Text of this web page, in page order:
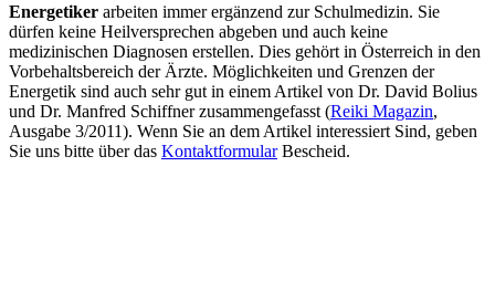
Energetiker arbeiten immer ergänzend zur Schulmedizin. Sie
dürfen keine Heilversprechen abgeben und auch keine
medizinischen Diagnosen erstellen. Dies gehört in Österreich in den
Vorbehaltsbereich der Ärzte. Möglichkeiten und Grenzen der
Energetik sind auch sehr gut in einem Artikel von Dr. David Bolius
und Dr. Manfred Schiffner zusammengefasst (Reiki Magazin,
Ausgabe 3/2011). Wenn Sie an dem Artikel interessiert Sind, geben
Sie uns bitte über das KontaktformularBescheid.